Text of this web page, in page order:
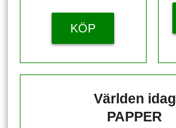
KÖP
Världen idag
PAPPER